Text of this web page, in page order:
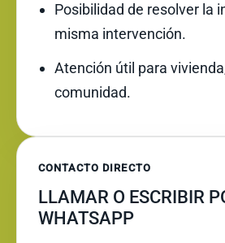
Posibilidad de resolver la
misma intervención.
Atención útil para
comunidad.
CONTACTO DIRECTO
LLAMAR O ESCRIBIR
WHATSAPP